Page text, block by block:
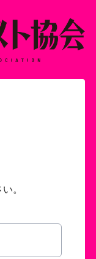
。